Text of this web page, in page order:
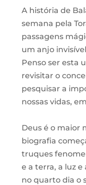
A história de
semana pela
passagens
um anjo
Penso ser esta
revisitar o
pesquisar a
nossas vidas,
Deus é o maior
biografia
truques
e a terra, a luz e
no quarto dia o